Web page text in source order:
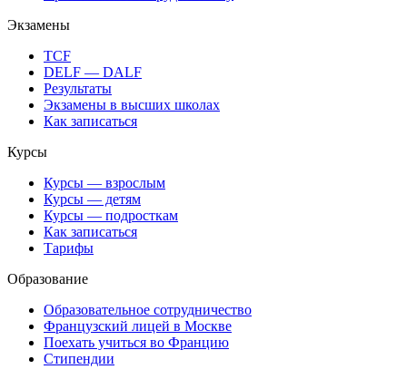
Экзамены
TCF
DELF — DALF
Результаты
Экзамены в высших школах
Как записаться
Курсы
Курсы — взрослым
Курсы — детям
Курсы — подросткам
Как записаться
Тарифы
Образование
Образовательное сотрудничество
Французский лицей в Москве
Поехать учиться во Францию
Стипендии